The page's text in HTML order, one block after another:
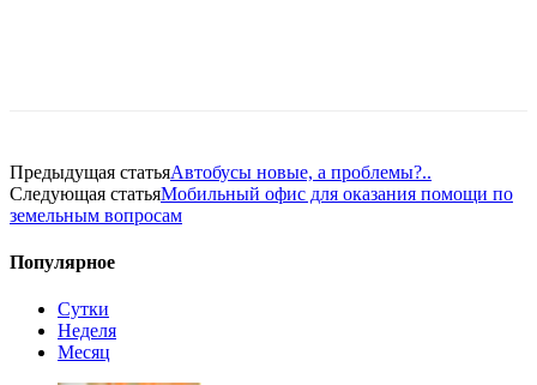
Предыдущая статьяАвтобусы новые, а проблемы?..
Следующая статьяМобильный офис для оказания помощи по
земельным вопросам
Популярное
Сутки
Неделя
Месяц